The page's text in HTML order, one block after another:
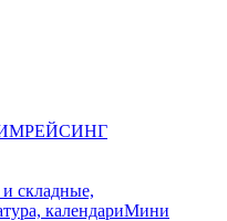
складные,
календариМини